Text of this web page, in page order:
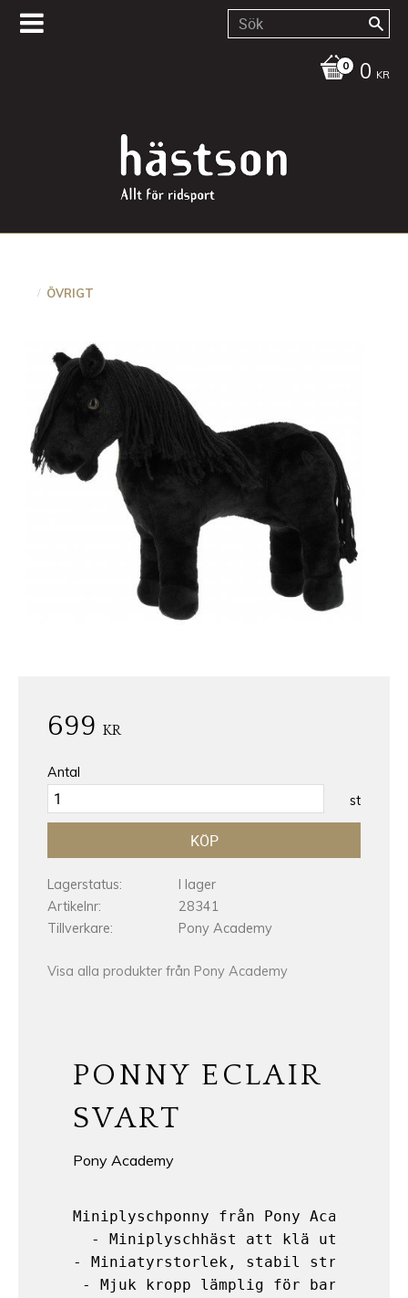
0 KR
ÖVRIGT
699 KR
Antal
st
KÖP
Lagerstatus
I lager
Artikelnr
28341
Tillverkare
Pony Academy
Visa alla produkter från Pony Academy
PONNY ECLAIR
SVART
Pony Academy
Miniplyschponny från Pony Academy
- Miniplyschhäst att klä ut,
- Miniatyrstorlek, stabil struktur,
- Mjuk kropp lämplig för barn